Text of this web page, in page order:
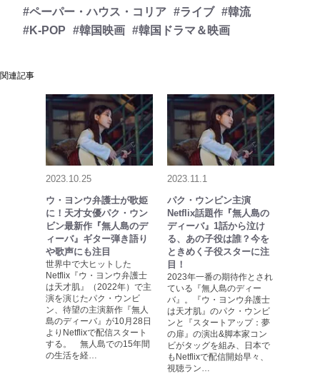
#ペーパー・ハウス・コリア #ライブ #韓流
#K-POP
#韓国映画 #韓国ドラマ＆映画
関連記事
2023.10.25
ウ・ヨンウ弁護士が歌姫
に！天才女優パク・ウン
ビン最新作『無人島のデ
ィーバ』ギター弾き語り
や歌声にも注目
世界中で大ヒットした
Netflix『ウ・ヨンウ弁護士
は天才肌』（2022年）で主
演を演じたパク・ウンビ
ン、待望の主演新作『無人
島のディーバ』が10月28日
よりNetflixで配信スタート
する。 無人島での15年間
の生活を経…
2023.11.1
パク・ウンビン主演
Netflix話題作『無人島の
ディーバ』1話から泣け
る、あの子役は誰？今を
ときめく子役スターに注
目！
2023年一番の期待作とされ
ている『無人島のディー
バ』。『ウ・ヨンウ弁護士
は天才肌』のパク・ウンビ
ンと『スタートアップ：夢
の扉』の演出&脚本家コン
ビがタッグを組み、日本で
もNetflixで配信開始早々、
視聴ラン…